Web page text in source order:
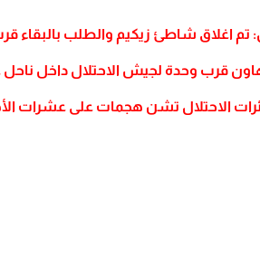
تم اغلاق شاطئ زيكيم والطلب بالبقاء
قرب وحدة لجيش الاحتلال داخل ناحل
الاحتلال تشن هجمات على عشرات